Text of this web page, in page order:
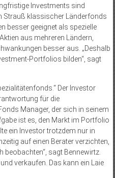
Investments sind
Strauß klassischer Länderfonds
besser geeignet als spezielle
aus mehreren Ländern,
besser aus. „Deshalb
Portfolios bilden“, sagt
Der Investor
für die
Manager, der sich in seinem
ist es, den Markt im Portfolio
ein Investor trotzdem nur in
auf einen Berater verzichten,
beobachten“, sagt Bennewirtz.
verkaufen. Das kann ein Laie